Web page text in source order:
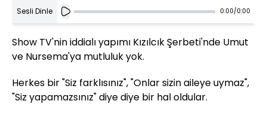
Sesli Dinle 0:00/0:00
Show TV'nin iddialı yapımı Kızılcık Şerbeti'nde Umut
ve Nursema'ya mutluluk yok.
Herkes bir "Siz farklısınız", "Onlar sizin aileye uymaz",
"Siz yapamazsınız" diye diye bir hal oldular.